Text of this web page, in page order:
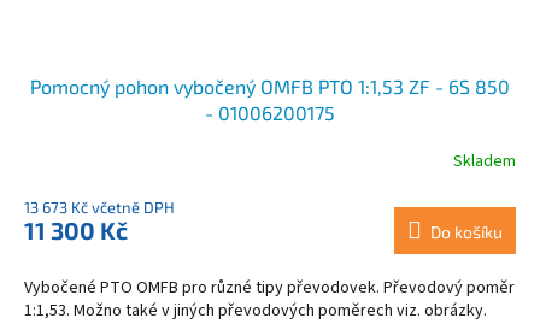
Pomocný pohon vybočený OMFB PTO 1:1,53 ZF - 6S 850
- 01006200175
Skladem
13 673 Kč včetně DPH
11 300 Kč Do košíku
Vybočené PTO OMFB pro různé tipy převodovek. Převodový poměr
1:1,53. Možno také v jiných převodových poměrech viz. obrázky.